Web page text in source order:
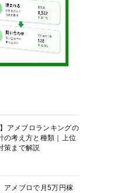
アメブロランキングの
の考え方と種類｜上位
策まで解説
アメブロで月5万円稼